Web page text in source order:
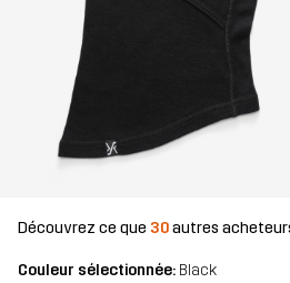
Découvrez ce que 30autres
Couleur sélectionnée: Black